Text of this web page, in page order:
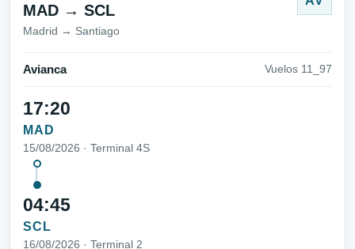
MAD → SCL
Madrid → Santiago
Avianca Vuelos 11_97
17:20
MAD
15/08/2026 · Terminal 4S
04:45
SCL
16/08/2026 · Terminal 2